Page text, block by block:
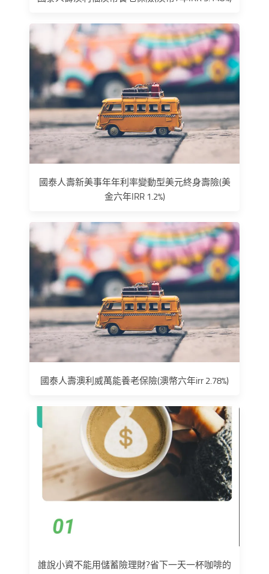
國泰人壽新美事年年利率變動型美元終身壽險(美
金六年IRR 1.2%)
國泰人壽澳利威萬能養老保險(澳幣六年irr 2.78%)
誰說小資不能用儲蓄險理財?省下一天一杯咖啡的